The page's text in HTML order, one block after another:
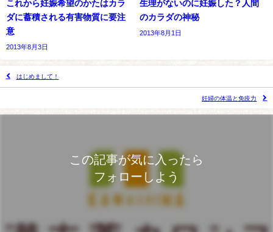
これから妊娠希望のかたはカラ
ダに蓄積される有害物質に要注
意
2013年8月3日
生理がないのに妊娠した？人間
のカラダの神秘
2013年8月1日
はじめまして！
妊婦の体温と免疫力
この記事が気に入ったら
フォローしよう